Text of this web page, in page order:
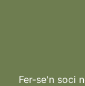
Fer-se'n soci